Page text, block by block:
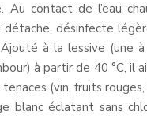
Au contact de l’eau
détache, désinfecte
à la lessive (une
à partir de 40 °C, il
tenaces (vin, fruits
blanc éclatant sans